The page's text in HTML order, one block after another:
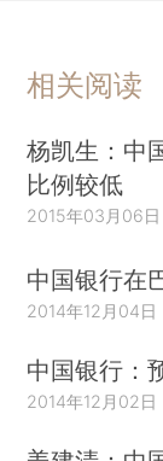
相关阅读
杨凯生：中
比例较低
2015年03月06日
中国银行在
2014年12月04日
中国银行：
2014年12月02日